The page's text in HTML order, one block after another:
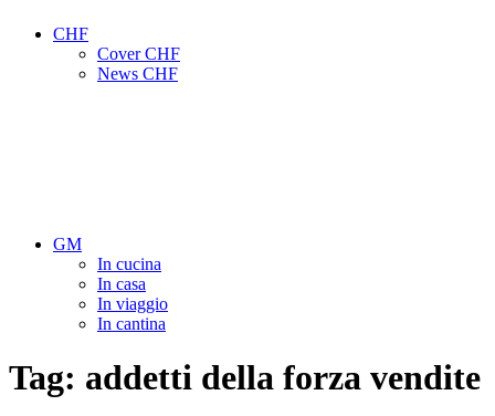
CHF
Cover CHF
News CHF
GM
In cucina
In casa
In viaggio
In cantina
Tag: addetti della forza vendite